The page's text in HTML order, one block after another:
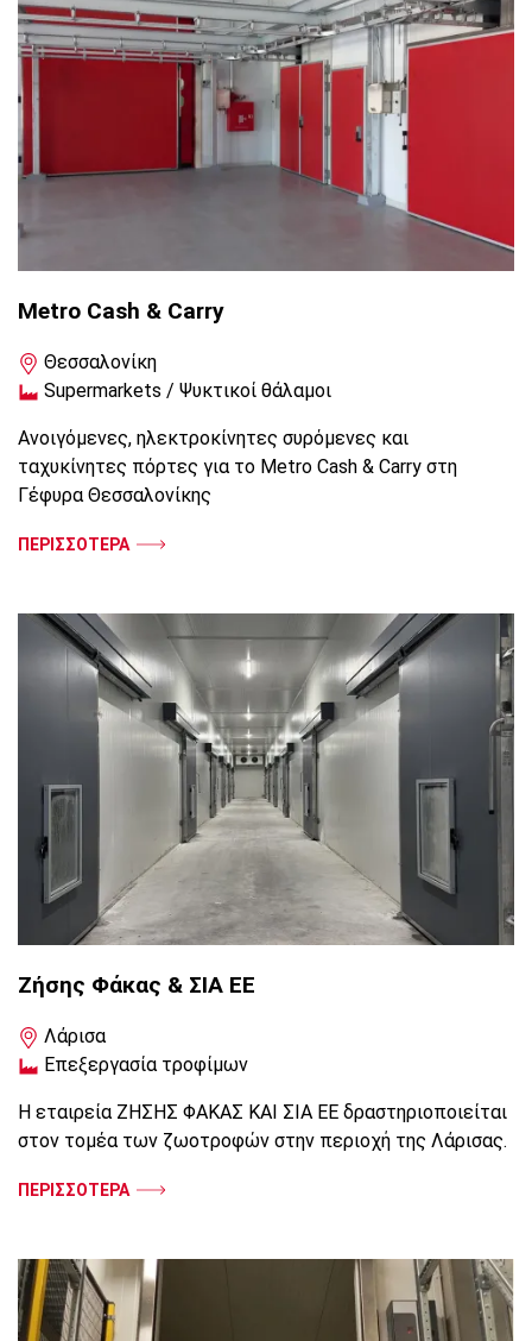
Metro Cash & Carry
Θεσσαλονίκη
Supermarkets / Ψυκτικοί θάλαμοι
Ανοιγόμενες, ηλεκτροκίνητες συρόμενες και
ταχυκίνητες πόρτες για το Metro Cash & Carry στη
Γέφυρα Θεσσαλονίκης
ΠΕΡΙΣΣΟΤΕΡΑ
Ζήσης Φάκας & ΣΙΑ ΕΕ
Λάρισα
Επεξεργασία τροφίμων
Η εταιρεία ΖΗΣΗΣ ΦΑΚΑΣ ΚΑΙ ΣΙΑ ΕΕ δραστηριοποιείται
στον τομέα των ζωοτροφών στην περιοχή της Λάρισας.
ΠΕΡΙΣΣΟΤΕΡΑ